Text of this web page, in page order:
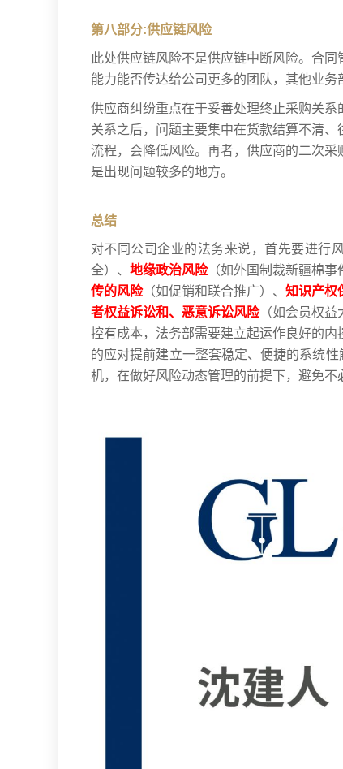
第八部分:供应链风险
此处供应链风险不是供应链中断风险。合
能力能否传达给公司更多的团队，其他业
供应商纠纷重点在于妥善处理终止采购关
关系之后，问题主要集中在货款结算不清
流程，会降低风险。再者，供应商的二次
是出现问题较多的地方。
总结
对不同公司企业的法务来说，首先要进行
全）、 地缘政治风险（如外国制裁新疆棉事
传的风险（如促销和联合推广）、 知识产权
者权益诉讼和、恶意诉讼风险（如会员权益
控有成本，法务部需要建立起运作良好的
的应对提前建立一整套稳定、便捷的系统
机，在做好风险动态管理的前提下，避免不